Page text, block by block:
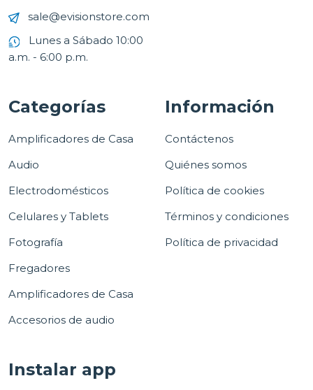
sale@evisionstore.com
Lunes a Sábado 10:00
a.m. - 6:00 p.m.
Categorías
Amplificadores de Casa
Audio
Electrodomésticos
Celulares y Tablets
Fotografía
Fregadores
Amplificadores de Casa
Accesorios de audio
Información
Contáctenos
Quiénes somos
Política de cookies
Términos y condiciones
Política de privacidad
Instalar app